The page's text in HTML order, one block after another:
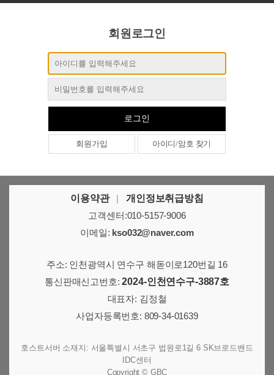
회원로그인
아이디/암호 찾기
이용약관 |
개인정보취급방침
고객센터:010-5157-9006
이메일: kso032@naver.com
주소: 인천광역시 연수구 해돋이로120번길 16
통신판매신고번호:2024-인천연수구-3887호
대표자: 김정철
사업자등록번호: 809-34-01639
호스트서버 소재지: 서울특별시 서초구 법원로1길 6 SK브로드밴드
IDC센터
Copyright © GBC